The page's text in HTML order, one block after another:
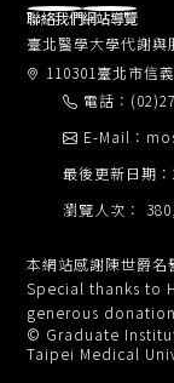
臺北醫學大學代謝與
110301臺北市信
電話：
瀏覽人次：
E-Mail：
最後更新日期
聯絡我們網站導覽
本網站感謝陳世爵
Special thanks to
generous
© Graduate
Taipei Medical